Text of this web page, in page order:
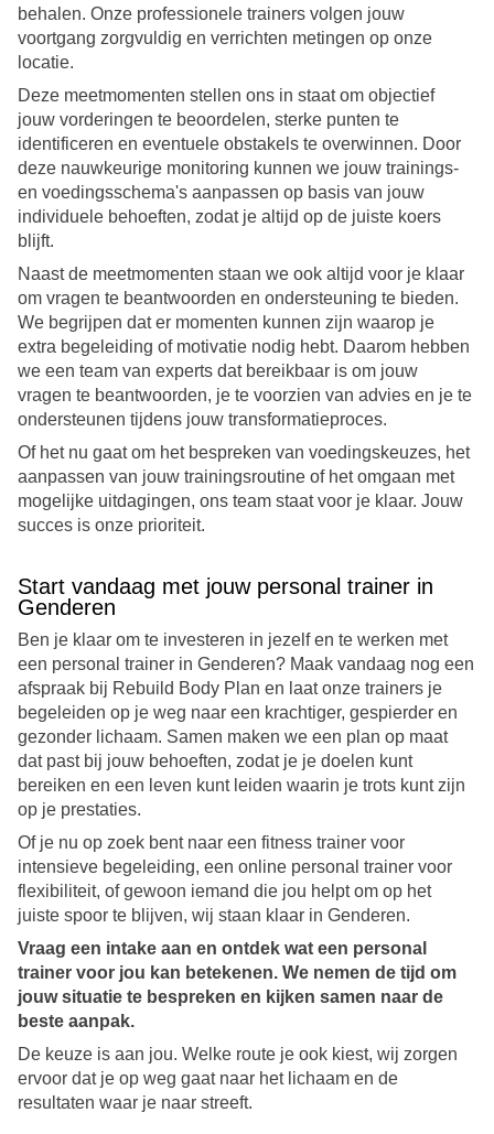
behalen. Onze professionele trainers volgen jouw
voortgang zorgvuldig en verrichten metingen op onze
locatie.
Deze meetmomenten stellen ons in staat om objectief
jouw vorderingen te beoordelen, sterke punten te
identificeren en eventuele obstakels te overwinnen. Door
deze nauwkeurige monitoring kunnen we jouw trainings-
en voedingsschema's aanpassen op basis van jouw
individuele behoeften, zodat je altijd op de juiste koers
blijft.
Naast de meetmomenten staan we ook altijd voor je klaar
om vragen te beantwoorden en ondersteuning te bieden.
We begrijpen dat er momenten kunnen zijn waarop je
extra begeleiding of motivatie nodig hebt. Daarom hebben
we een team van experts dat bereikbaar is om jouw
vragen te beantwoorden, je te voorzien van advies en je te
ondersteunen tijdens jouw transformatieproces.
Of het nu gaat om het bespreken van voedingskeuzes, het
aanpassen van jouw trainingsroutine of het omgaan met
mogelijke uitdagingen, ons team staat voor je klaar. Jouw
succes is onze prioriteit.
Start vandaag met jouw personal trainer in
Genderen
Ben je klaar om te investeren in jezelf en te werken met
een personal trainer in Genderen? Maak vandaag nog een
afspraak bij Rebuild Body Plan en laat onze trainers je
begeleiden op je weg naar een krachtiger, gespierder en
gezonder lichaam. Samen maken we een plan op maat
dat past bij jouw behoeften, zodat je je doelen kunt
bereiken en een leven kunt leiden waarin je trots kunt zijn
op je prestaties.
Of je nu op zoek bent naar een fitness trainer voor
intensieve begeleiding, een online personal trainer voor
flexibiliteit, of gewoon iemand die jou helpt om op het
juiste spoor te blijven, wij staan klaar in Genderen.
Vraag een intake aan en ontdek wat een personal
trainer voor jou kan betekenen. We nemen de tijd om
jouw situatie te bespreken en kijken samen naar de
beste aanpak.
De keuze is aan jou. Welke route je ook kiest, wij zorgen
ervoor dat je op weg gaat naar het lichaam en de
resultaten waar je naar streeft.